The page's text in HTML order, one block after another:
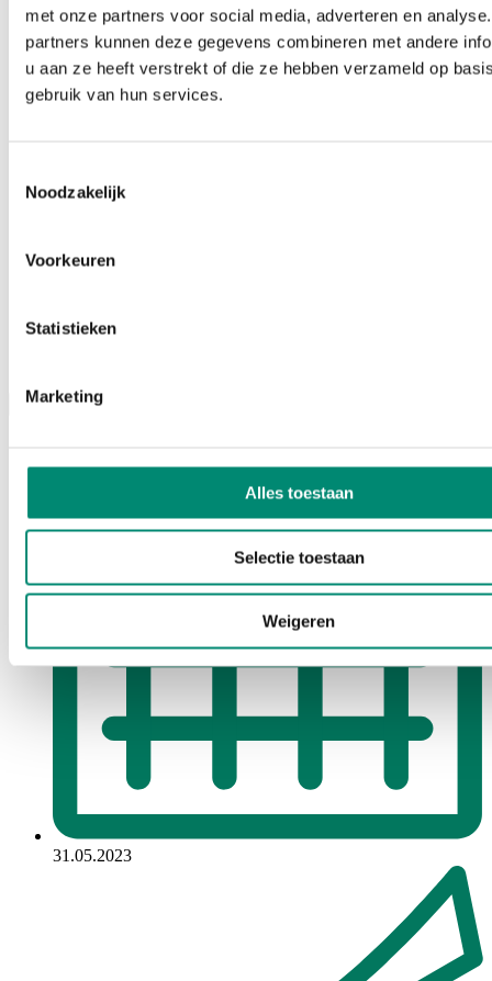
met onze partners voor social media, adverteren en
partners kunnen deze gegevens combineren met andere
u aan ze heeft verstrekt of die ze hebben verzameld op
gebruik van hun services.
Noodzakelijk
Voorkeuren
Statistieken
Marketing
Alles toestaan
Selectie toestaan
Weigeren
Menu
31.05.2023